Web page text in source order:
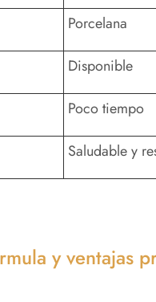
Porcelana
Disponible
Poco tiempo
Saludable y
y ventajas